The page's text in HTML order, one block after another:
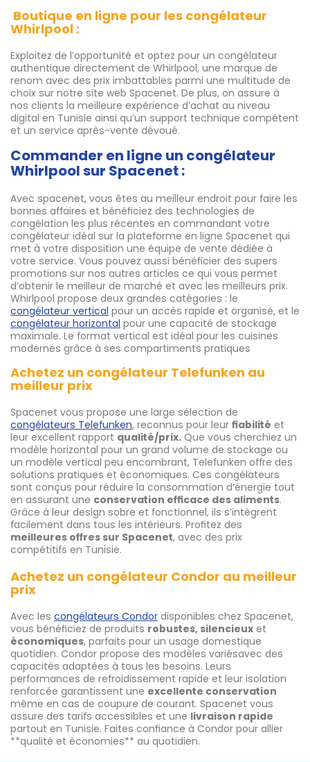
Boutique en ligne pour les congélateur
Whirlpool :
Exploitez de l’opportunité et optez pour un congélateur
authentique directement de Whirlpool, une marque de
renom avec des prix imbattables parmi une multitude de
choix sur notre site web Spacenet. De plus, on assure à
nos clients la meilleure expérience d’achat au niveau
digital en Tunisie ainsi qu’un support technique compétent
et un service après-vente dévoué.
Commander en ligne un congélateur
Whirlpool sur Spacenet :
Avec spacenet, vous êtes au meilleur endroit pour faire les
bonnes affaires et bénéficiez des technologies de
congélation les plus récentes en commandant votre
congélateur idéal sur la plateforme en ligne Spacenet qui
met à votre disposition une équipe de vente dédiée à
votre service. Vous pouvez aussi bénéficier des supers
promotions sur nos autres articles ce qui vous permet
d’obtenir le meilleur de marché et avec les meilleurs prix.
Whirlpool propose deux grandes catégories : le
congélateur vertical pour un accès rapide et organisé, et le
congélateur horizontal pour une capacité de stockage
maximale. Le format vertical est idéal pour les cuisines
modernes grâce à ses compartiments pratiques
Achetez un congélateur Telefunken au
meilleur prix
Spacenet vous propose une large sélection de
congélateurs Telefunken, reconnus pour leur fiabilité et
leur excellent rapport qualité/prix. Que vous cherchiez un
modèle horizontal pour un grand volume de stockage ou
un modèle vertical peu encombrant, Telefunken offre des
solutions pratiques et économiques. Ces congélateurs
sont conçus pour réduire la consommation d’énergie tout
en assurant une conservation efficace des aliments.
Grâce à leur design sobre et fonctionnel, ils s’intègrent
facilement dans tous les intérieurs. Profitez des
meilleures offres sur Spacenet, avec des prix
compétitifs en Tunisie.
Achetez un congélateur Condor au meilleur
prix
Avec les congélateurs Condor disponibles chez Spacenet,
vous bénéficiez de produits robustes, silencieux et
économiques, parfaits pour un usage domestique
quotidien. Condor propose des modèles variésavec des
capacités adaptées à tous les besoins. Leurs
performances de refroidissement rapide et leur isolation
renforcée garantissent une excellente conservation
même en cas de coupure de courant. Spacenet vous
assure des tarifs accessibles et une livraison rapide
partout en Tunisie. Faites confiance à Condor pour allier
**qualité et économies** au quotidien.